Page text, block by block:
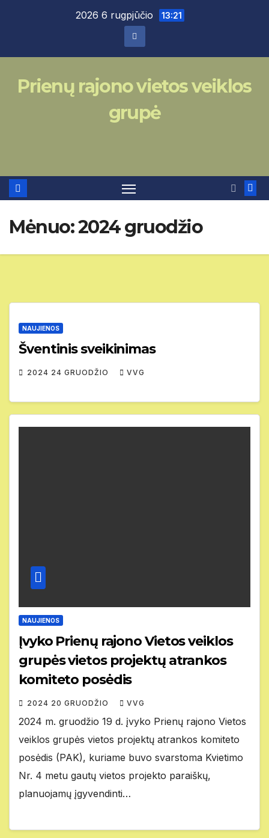
2026 6 rugpjūčio 13:21
Prienų rajono vietos veiklos
grupė
Mėnuo:2024 gruodžio
NAUJIENOS
Šventinis sveikinimas
2024 24 GRUODŽIO VVG
NAUJIENOS
Įvyko Prienų rajono Vietos veiklos
grupės vietos projektų atrankos
komiteto posėdis
2024 20 GRUODŽIO VVG
2024 m. gruodžio 19 d. įvyko Prienų rajono Vietos
veiklos grupės vietos projektų atrankos komiteto
posėdis (PAK), kuriame buvo svarstoma Kvietimo
Nr. 4 metu gautų vietos projekto paraiškų,
planuojamų įgyvendinti…